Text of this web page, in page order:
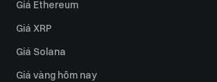
Giá Ethereum
Giá XRP
Giá Solana
Giá vàng hôm nay